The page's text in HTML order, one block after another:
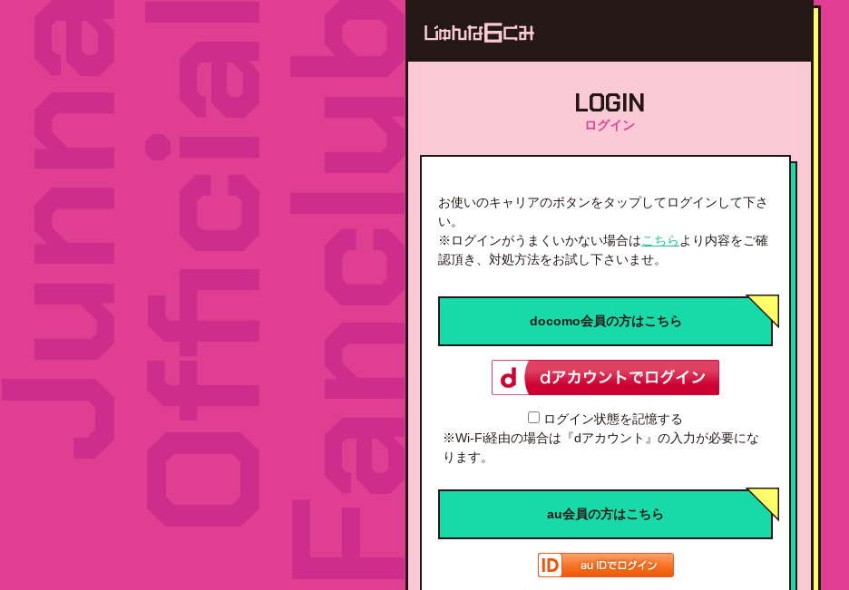
Fanclub LOGIN
ログイン
お使いのキャリアのボタンをタップしてログインして下さ
い。
※ログインがうまくいかない場合はこちら より内容をご確
認頂き、対処方法をお試し下さいませ。
docomo会員の方はこちら
ログイン状態を記憶する
※Wi-Fi経由の場合は『dアカウント』の入力が必要にな
ります。
au会員の方はこちら